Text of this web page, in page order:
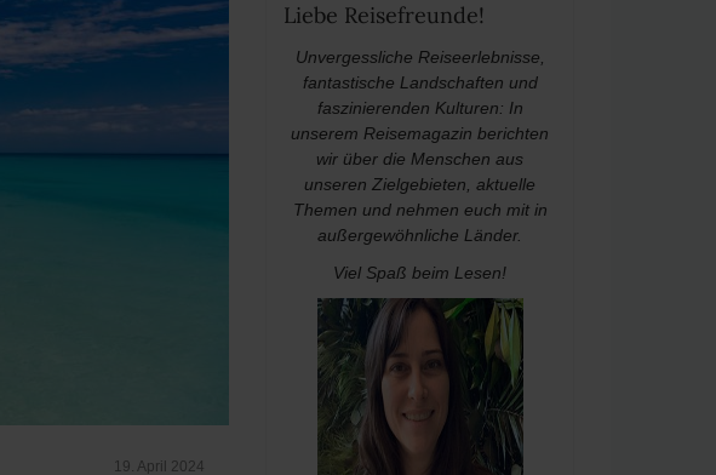
19. April 2024
Liebe Reisefreunde!
Unvergessliche Reiseerlebnisse,
fantastische Landschaften und
faszinierenden Kulturen: In
unserem Reisemagazin berichten
wir über die Menschen aus
unseren Zielgebieten, aktuelle
Themen und nehmen euch mit in
außergewöhnliche Länder.
Viel Spaß beim Lesen!